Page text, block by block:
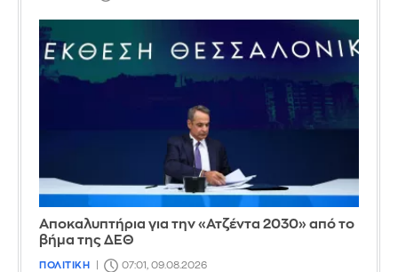
Αποκαλυπτήρια για την «Ατζέντα 2030» από το
βήμα της ΔΕΘ
ΠΟΛΙΤΙΚΗ 07:01, 09.08.2026